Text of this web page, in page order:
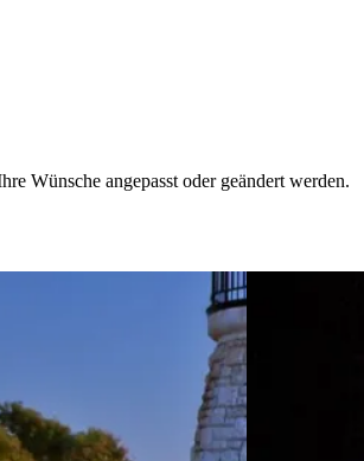
Wünsche angepasst oder geändert werden.
3 Wochen &&& New England zu zweit